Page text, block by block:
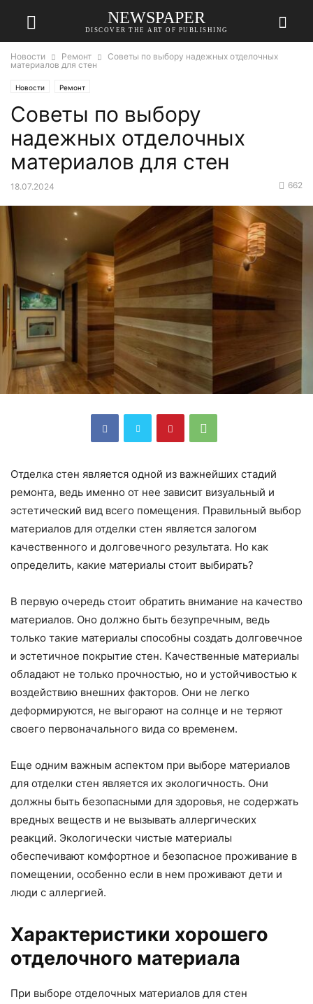
NEWSPAPER
DISCOVER THE ART OF PUBLISHING
Новости Ремонт
Советы по выбору надежных отделочных
материалов для стен
Новости Ремонт
Советы по выбору
надежных отделочных
материалов для стен
18.07.2024 662
Отделка стен является одной из важнейших стадий
ремонта, ведь именно от нее зависит визуальный и
эстетический вид всего помещения. Правильный выбор
материалов для отделки стен является залогом
качественного и долговечного результата. Но как
определить, какие материалы стоит выбирать?
В первую очередь стоит обратить внимание на качество
материалов. Оно должно быть безупречным, ведь
только такие материалы способны создать долговечное
и эстетичное покрытие стен. Качественные материалы
обладают не только прочностью, но и устойчивостью к
воздействию внешних факторов. Они не легко
деформируются, не выгорают на солнце и не теряют
своего первоначального вида со временем.
Еще одним важным аспектом при выборе материалов
для отделки стен является их экологичность. Они
должны быть безопасными для здоровья, не содержать
вредных веществ и не вызывать аллергических
реакций. Экологически чистые материалы
обеспечивают комфортное и безопасное проживание в
помещении, особенно если в нем проживают дети и
люди с аллергией.
Характеристики хорошего
отделочного материала
При выборе отделочных материалов для стен